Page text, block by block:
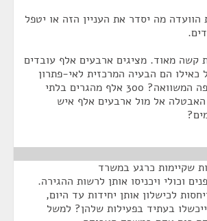
מה יסדר את העניין הזה או יטפל
קשה מאוד. מציגים ארבעים אלף עובדים
כאילו הם הבעיה המרכזית לאי-פתרון
בעיית האבטלה. איפה המשוואה? 300 אלף מהגרים בלתי
האבטלה אל מול ארבעים אלף איש
שקיימות כרגע במשרד
וכולי ויכניסו אותן לרשות ההגירה.
לכישלון אותן יחידות עד היום,
בעתיד בפעילות שלהן? למשל